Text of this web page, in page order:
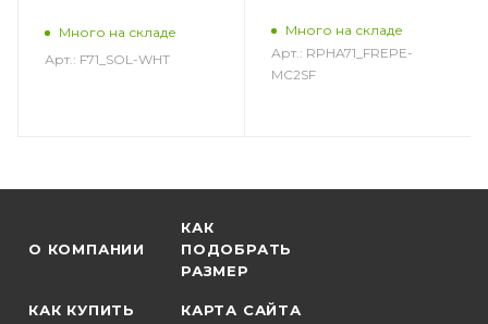
Много на складе
Арт.: F71_SOL-WHT
Много на складе
Арт.: RPHA71_FREPE-
MC2SF
О КОМПАНИИ
КАК
ПОДОБРАТЬ
РАЗМЕР
КАК КУПИТЬ КАРТА САЙТА